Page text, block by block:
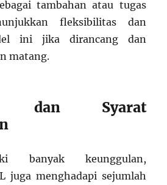
tambahan atau tugas
fleksibilitas dan
ini jika dirancang dan
matang.
dan Syarat
banyak keunggulan,
juga menghadapi sejumlah